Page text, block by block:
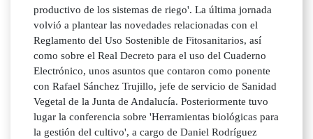
productivo de los sistemas de riego'. La última jornada
volvió a plantear las novedades relacionadas con el
Reglamento del Uso Sostenible de Fitosanitarios, así
como sobre el Real Decreto para el uso del Cuaderno
Electrónico, unos asuntos que contaron como ponente
con Rafael Sánchez Trujillo, jefe de servicio de Sanidad
Vegetal de la Junta de Andalucía. Posteriormente tuvo
lugar la conferencia sobre 'Herramientas biológicas para
la gestión del cultivo', a cargo de Daniel Rodríguez